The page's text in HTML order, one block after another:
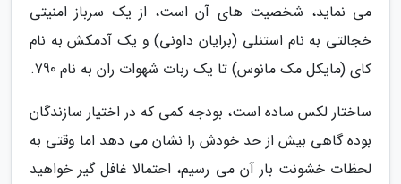
می نماید، شخصیت های آن است، از یک سرباز امنیتی
خجالتی به نام استنلی (برایان داونی) و یک آدمکش به نام
کای (مایکل مک مانوس) تا یک ربات شهوات ران به نام 790.
ساختار لکس ساده است، بودجه کمی که در اختیار سازندگان
بوده گاهی بیش از حد خودش را نشان می دهد اما وقتی به
لحظات خشونت بار آن می رسیم، احتمالا غافل گیر خواهید